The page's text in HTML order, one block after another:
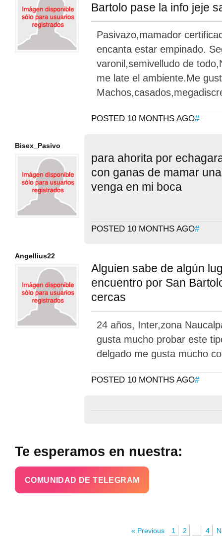
Bartolo pase la info jeje
Pasivazo,mamador
encanta estar empinado.
varonil,semivelludo de
me late el ambiente.Me
POSTED 10 MONTHS AGO#
Bisex_Pasivo
para ahorita por
con ganas de mamar
venga en mi boca
POSTED 10 MONTHS AGO#
Angellius22
Alguien sabe de algún
encuentro por San
cercas
24 años, Inter,zona
gusta mucho probar este
delgado me gusta mucho
POSTED 10 MONTHS AGO#
Te esperamos en nuestra:
COMUNIDAD DE TELEGRAM
« Previous 1 2 4